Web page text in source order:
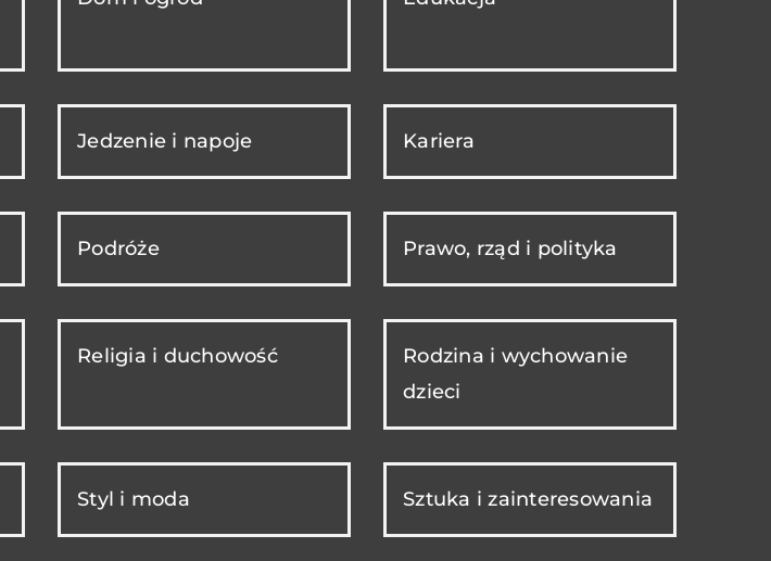
Jedzenie i napoje Kariera
Podróże Prawo, rząd i polityka
Religia i duchowość
Rodzina i wychowanie
dzieci
Styl i moda Sztuka i zainteresowania